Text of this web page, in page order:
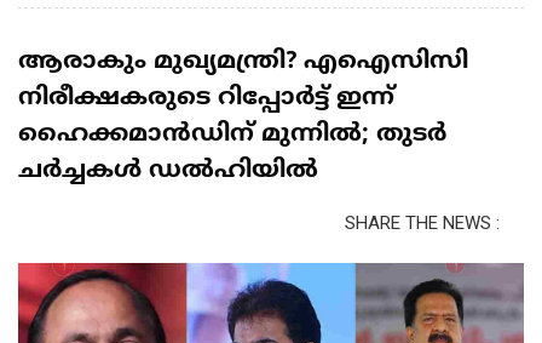
ആരാകും മുഖ്യമന്ത്രി? എഐസിസി
നിരീക്ഷകരുടെ റിപ്പോര്‍ട്ട് ഇന്ന്
ഹൈക്കമാന്‍ഡിന് മുന്നില്‍; തുടർ
ചർച്ചകൾ ഡൽഹിയിൽ
SHARE THE NEWS :